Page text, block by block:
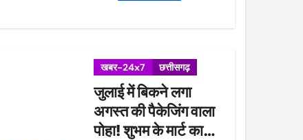
खबर-24x7 छत्तीसगढ़
जुलाई में बिकने लगा
अगस्त की पैकेजिंग वाला
पोहा! शुभम के मार्ट का